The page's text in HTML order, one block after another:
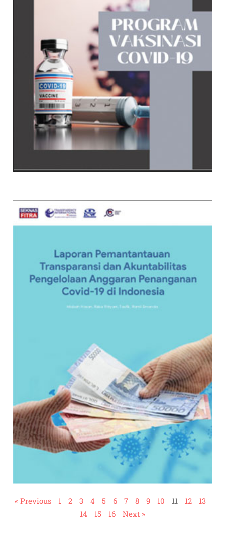
« Previous 1 2 3 4 5 6 7 8 9 10 11 12
13
14
15 16 Next »